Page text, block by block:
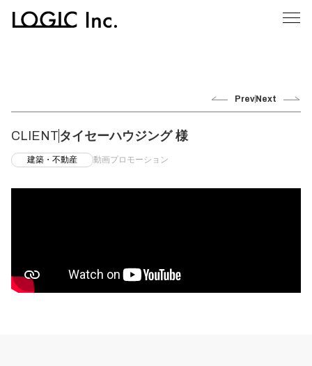
Prev Next
CLIENT タイセーハウジング 様
建築・不動産 動画プロモーション